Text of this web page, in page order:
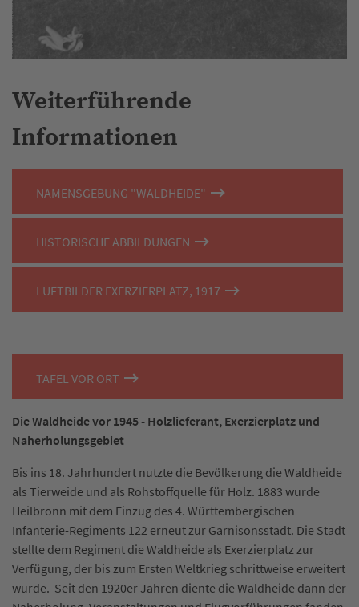
Die Waldheide vor 1945 - Holzlieferant, Exerzierplatz und
Naherholungsgebiet
Bis ins 18. Jahrhundert nutzte die Bevölkerung die Waldheide
als Tierweide und als Rohstoffquelle für Holz. 1883 wurde
Heilbronn mit dem Einzug des 4. Württembergischen
Infanterie-Regiments 122 erneut zur Garnisonsstadt. Die Stadt
stellte dem Regiment die Waldheide als Exerzierplatz zur
Verfügung, der bis zum Ersten Weltkrieg schrittweise erweitert
wurde. Seit den 1920er Jahren diente die Waldheide dann der
Weiterführende
Informationen
NAMENSGEBUNG "WALDHEIDE"
HISTORISCHE ABBILDUNGEN
LUFTBILDER EXERZIERPLATZ, 1917
TAFEL VOR ORT